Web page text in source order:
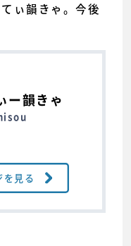
ぃ韻きゃ。今後
ー韻きゃ
を見る